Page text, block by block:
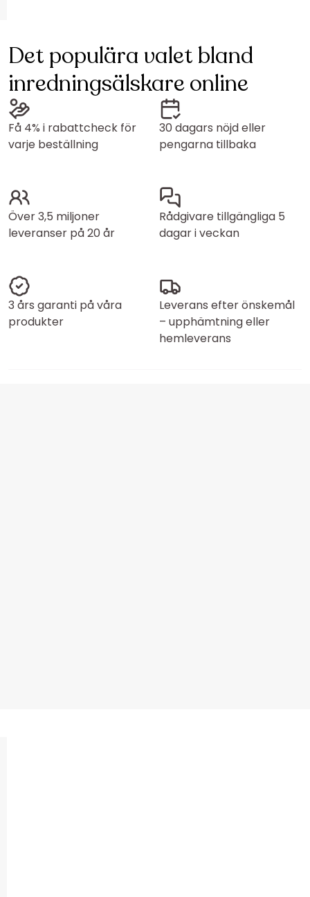
Det populära valet bland
inredningsälskare online
Få 4% i rabattcheck för
varje beställning
30 dagars nöjd eller
pengarna tillbaka
Över 3,5 miljoner
leveranser på 20 år
Rådgivare tillgängliga 5
dagar i veckan
3 års garanti på våra
produkter
Leverans efter önskemål
– upphämtning eller
hemleverans